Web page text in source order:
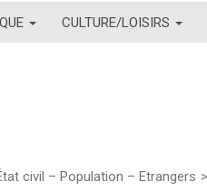
CULTURE/LOISIRS
civil – Population – Etrangers